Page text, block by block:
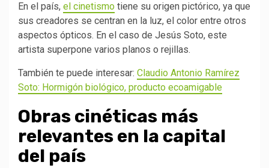
En el país, el cinetismo tiene su origen pictórico, ya que
sus creadores se centran en la luz, el color entre otros
aspectos ópticos. En el caso de Jesús Soto, este
artista superpone varios planos o rejillas.
También te puede interesar: Claudio Antonio Ramírez
Soto: Hormigón biológico, producto ecoamigable
Obras cinéticas más
relevantes en la capital
del país